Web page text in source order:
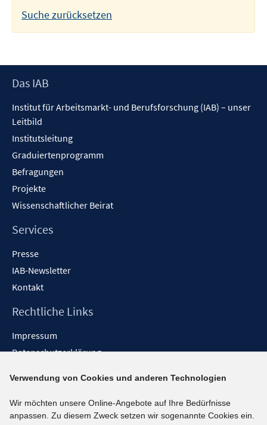
Suche zurücksetzen
Footer
Das IAB
Institut für Arbeitsmarkt- und Berufsforschung (IAB) – unser
Leitbild
Institutsleitung
Graduiertenprogramm
Befragungen
Projekte
Wissenschaftlicher Beirat
Services
Presse
IAB-Newsletter
Kontakt
Rechtliche Links
Impressum
Datenschutzerklärung
Barrieren melden
Social-Media-Kanäle
Verwendung von Cookies und anderen Technologien
Wir möchten unsere Online-Angebote auf Ihre Bedürfnisse
anpassen. Zu diesem Zweck setzen wir sogenannte Cookies ein.